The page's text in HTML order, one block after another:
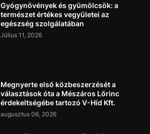
Gyógynövények és gyümölcsök: a
természet értékes vegyületei az
egészség szolgálatában
Július 11, 2026
Megnyerte első közbeszerzését a
választások óta a Mészáros Lőrinc
érdekeltségébe tartozó V-Híd Kft.
augusztus 06, 2026